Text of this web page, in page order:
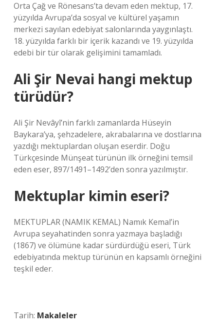
Orta Çağ ve Rönesans’ta devam eden mektup, 17.
yüzyılda Avrupa’da sosyal ve kültürel yaşamın
merkezi sayılan edebiyat salonlarında yaygınlaştı.
18. yüzyılda farklı bir içerik kazandı ve 19. yüzyılda
edebi bir tür olarak gelişimini tamamladı.
Ali Şir Nevai hangi mektup
türüdür?
Ali Şir Nevâyî’nin farklı zamanlarda Hüseyin
Baykara’ya, şehzadelere, akrabalarına ve dostlarına
yazdığı mektuplardan oluşan eserdir. Doğu
Türkçesinde Münşeat türünün ilk örneğini temsil
eden eser, 897/1491–1492’den sonra yazılmıştır.
Mektuplar kimin eseri?
MEKTUPLAR (NAMIK KEMAL) Namık Kemal’in
Avrupa seyahatinden sonra yazmaya başladığı
(1867) ve ölümüne kadar sürdürdüğü eseri, Türk
edebiyatında mektup türünün en kapsamlı örneğini
teşkil eder.
Tarih: Makaleler